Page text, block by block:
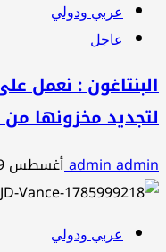
عربي ودولي
عاجل
البنتاغون : نعمل
لتجديد مخزونها من
admin adminأغسطس 9, 2026
عربي ودولي